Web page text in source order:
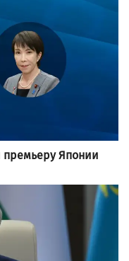
премьеру Японии